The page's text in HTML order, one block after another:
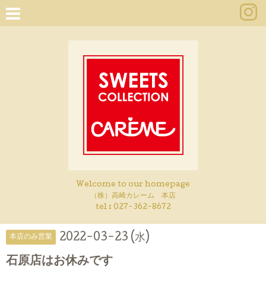
Welcome to our homepage
（株）高崎カレーム 本店
tel : 027-362-8672
本店のみ営業 2022-03-23 (水)
石原店はお休みです